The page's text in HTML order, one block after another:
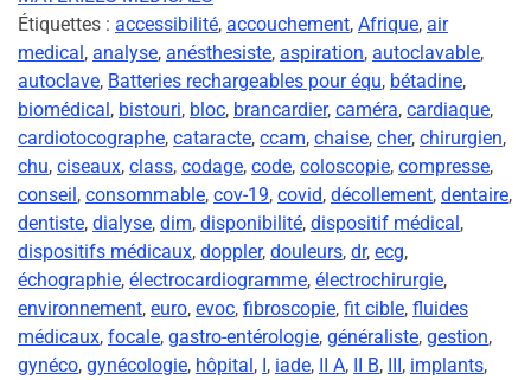
Étiquettes : accessibilité, accouchement, Afrique, air
medical, analyse, anésthesiste, aspiration, autoclavable,
autoclave, Batteries rechargeables pour équ, bétadine,
biomédical, bistouri, bloc, brancardier, caméra, cardiaque,
cardiotocographe, cataracte, ccam, chaise, cher, chirurgien,
chu, ciseaux, class, codage, code, coloscopie, compresse,
conseil, consommable, cov-19, covid, décollement, dentaire,
dentiste, dialyse, dim, disponibilité, dispositif médical,
dispositifs médicaux, doppler, douleurs, dr, ecg,
échographie, électrocardiogramme, électrochirurgie,
environnement, euro, evoc, fibroscopie, fit cible, fluides
médicaux, focale, gastro-entérologie, généraliste, gestion,
gynéco, gynécologie, hôpital, I, iade, II A, II B, III, implants,